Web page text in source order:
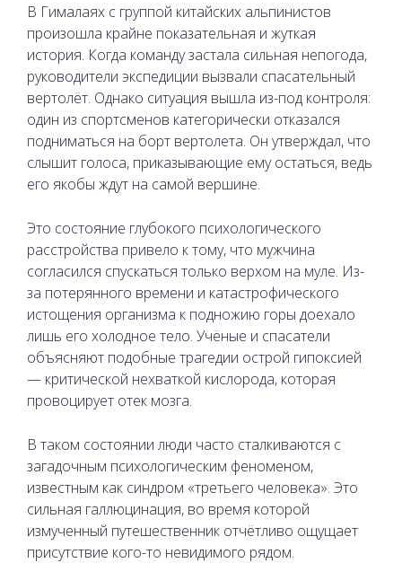
В Гималаях с группой китайских альпинистов
произошла крайне показательная и жуткая
история. Когда команду застала сильная непогода,
руководители экспедиции вызвали спасательный
вертолёт. Однако ситуация вышла из-под контроля:
один из спортсменов категорически отказался
подниматься на борт вертолета. Он утверждал, что
слышит голоса, приказывающие ему остаться, ведь
его якобы ждут на самой вершине.
Это состояние глубокого психологического
расстройства привело к тому, что мужчина
согласился спускаться только верхом на муле. Из-
за потерянного времени и катастрофического
истощения организма к подножию горы доехало
лишь его холодное тело. Учёные и спасатели
объясняют подобные трагедии острой гипоксией
— критической нехваткой кислорода, которая
провоцирует отек мозга.
В таком состоянии люди часто сталкиваются с
загадочным психологическим феноменом,
известным как синдром «третьего человека». Это
сильная галлюцинация, во время которой
измученный путешественник отчётливо ощущает
присутствие кого-то невидимого рядом.